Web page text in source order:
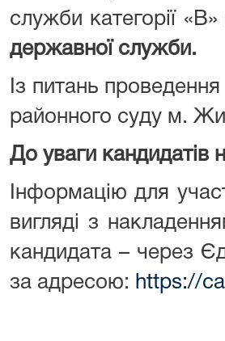
служби категорії
державної служби.
Із питань
районного суду м.
До уваги кандидатів
Інформацію для
вигляді з
кандидата – через
за адресою: https://